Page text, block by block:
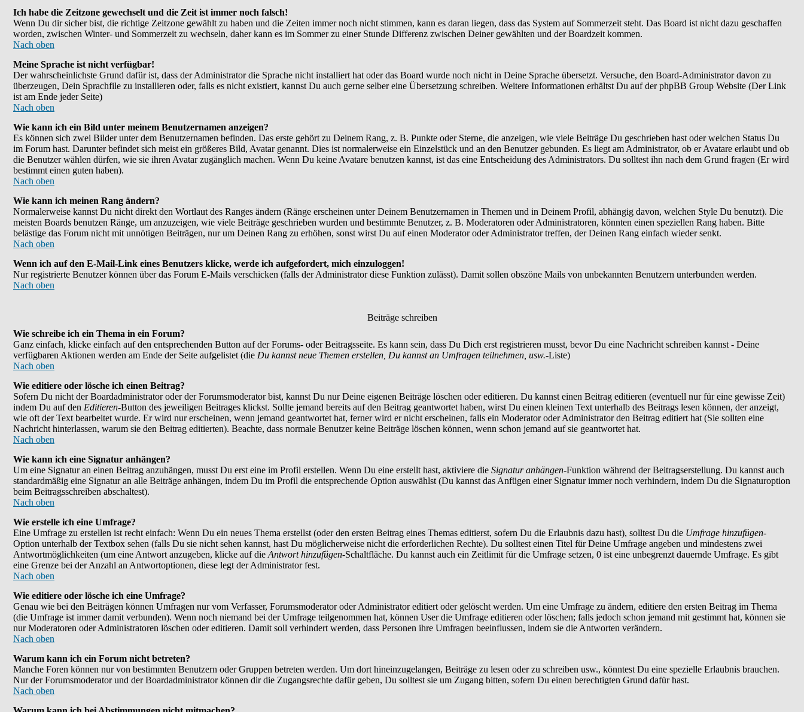
Ich habe die Zeitzone gewechselt und die Zeit ist immer noch falsch!
Wenn Du dir sicher bist, die richtige Zeitzone gewählt zu haben und die Zeiten immer noch nicht stimmen, kann es daran liegen, dass das System auf Sommerzeit steht. Das Board ist nicht dazu geschaffen
worden, zwischen Winter- und Sommerzeit zu wechseln, daher kann es im Sommer zu einer Stunde Differenz zwischen Deiner gewählten und der Boardzeit kommen.
Nach oben
Meine Sprache ist nicht verfügbar!
Der wahrscheinlichste Grund dafür ist, dass der Administrator die Sprache nicht installiert hat oder das Board wurde noch nicht in Deine Sprache übersetzt. Versuche, den Board-Administrator davon zu
überzeugen, Dein Sprachfile zu installieren oder, falls es nicht existiert, kannst Du auch gerne selber eine Übersetzung schreiben. Weitere Informationen erhältst Du auf der phpBB Group Website (Der Link
ist am Ende jeder Seite)
Nach oben
Wie kann ich ein Bild unter meinem Benutzernamen anzeigen?
Es können sich zwei Bilder unter dem Benutzernamen befinden. Das erste gehört zu Deinem Rang, z. B. Punkte oder Sterne, die anzeigen, wie viele Beiträge Du geschrieben hast oder welchen Status Du
im Forum hast. Darunter befindet sich meist ein größeres Bild, Avatar genannt. Dies ist normalerweise ein Einzelstück und an den Benutzer gebunden. Es liegt am Administrator, ob er Avatare erlaubt und ob
die Benutzer wählen dürfen, wie sie ihren Avatar zugänglich machen. Wenn Du keine Avatare benutzen kannst, ist das eine Entscheidung des Administrators. Du solltest ihn nach dem Grund fragen (Er wird
bestimmt einen guten haben).
Nach oben
Wie kann ich meinen Rang ändern?
Normalerweise kannst Du nicht direkt den Wortlaut des Ranges ändern (Ränge erscheinen unter Deinem Benutzernamen in Themen und in Deinem Profil, abhängig davon, welchen Style Du benutzt). Die
meisten Boards benutzen Ränge, um anzuzeigen, wie viele Beiträge geschrieben wurden und bestimmte Benutzer, z. B. Moderatoren oder Administratoren, könnten einen speziellen Rang haben. Bitte
belästige das Forum nicht mit unnötigen Beiträgen, nur um Deinen Rang zu erhöhen, sonst wirst Du auf einen Moderator oder Administrator treffen, der Deinen Rang einfach wieder senkt.
Nach oben
Wenn ich auf den E-Mail-Link eines Benutzers klicke, werde ich aufgefordert, mich einzuloggen!
Nur registrierte Benutzer können über das Forum E-Mails verschicken (falls der Administrator diese Funktion zulässt). Damit sollen obszöne Mails von unbekannten Benutzern unterbunden werden.
Nach oben
Beiträge schreiben
Wie schreibe ich ein Thema in ein Forum?
Ganz einfach, klicke einfach auf den entsprechenden Button auf der Forums- oder Beitragsseite. Es kann sein, dass Du Dich erst registrieren musst, bevor Du eine Nachricht schreiben kannst - Deine
verfügbaren Aktionen werden am Ende der Seite aufgelistet (die Du kannst neue Themen erstellen, Du kannst an Umfragen teilnehmen, usw.-Liste)
Nach oben
Wie editiere oder lösche ich einen Beitrag?
Sofern Du nicht der Boardadministrator oder der Forumsmoderator bist, kannst Du nur Deine eigenen Beiträge löschen oder editieren. Du kannst einen Beitrag editieren (eventuell nur für eine gewisse Zeit)
indem Du auf den Editieren-Button des jeweiligen Beitrages klickst. Sollte jemand bereits auf den Beitrag geantwortet haben, wirst Du einen kleinen Text unterhalb des Beitrags lesen können, der anzeigt,
wie oft der Text bearbeitet wurde. Er wird nur erscheinen, wenn jemand geantwortet hat, ferner wird er nicht erscheinen, falls ein Moderator oder Administrator den Beitrag editiert hat (Sie sollten eine
Nachricht hinterlassen, warum sie den Beitrag editierten). Beachte, dass normale Benutzer keine Beiträge löschen können, wenn schon jemand auf sie geantwortet hat.
Nach oben
Wie kann ich eine Signatur anhängen?
Um eine Signatur an einen Beitrag anzuhängen, musst Du erst eine im Profil erstellen. Wenn Du eine erstellt hast, aktiviere die Signatur anhängen-Funktion während der Beitragserstellung. Du kannst auch
standardmäßig eine Signatur an alle Beiträge anhängen, indem Du im Profil die entsprechende Option auswählst (Du kannst das Anfügen einer Signatur immer noch verhindern, indem Du die Signaturoption
beim Beitragsschreiben abschaltest).
Nach oben
Wie erstelle ich eine Umfrage?
Eine Umfrage zu erstellen ist recht einfach: Wenn Du ein neues Thema erstellst (oder den ersten Beitrag eines Themas editierst, sofern Du die Erlaubnis dazu hast), solltest Du die Umfrage hinzufügen-
Option unterhalb der Textbox sehen (falls Du sie nicht sehen kannst, hast Du möglicherweise nicht die erforderlichen Rechte). Du solltest einen Titel für Deine Umfrage angeben und mindestens zwei
Antwortmöglichkeiten (um eine Antwort anzugeben, klicke auf die Antwort hinzufügen-Schaltfläche. Du kannst auch ein Zeitlimit für die Umfrage setzen, 0 ist eine unbegrenzt dauernde Umfrage. Es gibt
eine Grenze bei der Anzahl an Antwortoptionen, diese legt der Administrator fest.
Nach oben
Wie editiere oder lösche ich eine Umfrage?
Genau wie bei den Beiträgen können Umfragen nur vom Verfasser, Forumsmoderator oder Administrator editiert oder gelöscht werden. Um eine Umfrage zu ändern, editiere den ersten Beitrag im Thema
(die Umfrage ist immer damit verbunden). Wenn noch niemand bei der Umfrage teilgenommen hat, können User die Umfrage editieren oder löschen; falls jedoch schon jemand mit gestimmt hat, können sie
nur Moderatoren oder Administratoren löschen oder editieren. Damit soll verhindert werden, dass Personen ihre Umfragen beeinflussen, indem sie die Antworten verändern.
Nach oben
Warum kann ich ein Forum nicht betreten?
Manche Foren können nur von bestimmten Benutzern oder Gruppen betreten werden. Um dort hineinzugelangen, Beiträge zu lesen oder zu schreiben usw., könntest Du eine spezielle Erlaubnis brauchen.
Nur der Forumsmoderator und der Boardadministrator können dir die Zugangsrechte dafür geben, Du solltest sie um Zugang bitten, sofern Du einen berechtigten Grund dafür hast.
Nach oben